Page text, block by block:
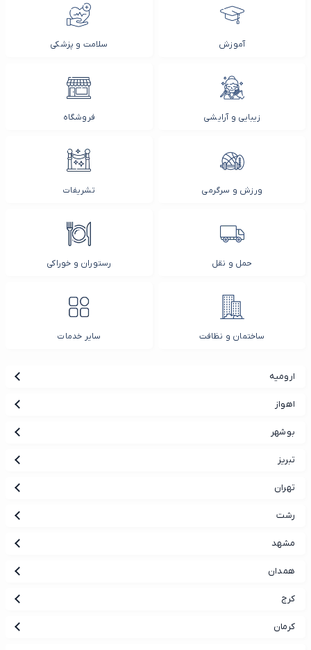
آموزش سلامت و پزشکی
زیبایی و آرایشی فروشگاه
ورزش و سرگرمی تشریفات
حمل و نقل رستوران و خوراکی
ساختمان و نظافت سایر خدمات
ارومیه
اهواز
بوشهر
تبریز
تهران
رشت
مشهد
همدان
کرج
کرمان